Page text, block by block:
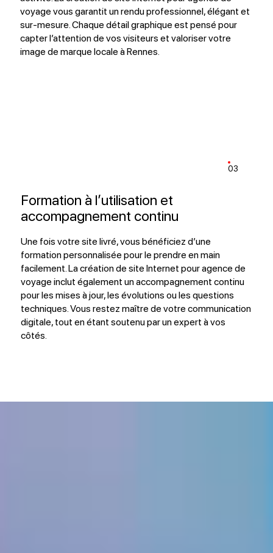
voyage vous garantit un rendu professionnel, élégant et
sur-mesure. Chaque détail graphique est pensé pour
capter l’attention de vos visiteurs et valoriser votre
image de marque locale à Rennes.
03
Formation à l’utilisation et
accompagnement continu
Une fois votre site livré, vous bénéficiez d’une
formation personnalisée pour le prendre en main
facilement. La création de site Internet pour agence de
voyage inclut également un accompagnement continu
pour les mises à jour, les évolutions ou les questions
techniques. Vous restez maître de votre communication
digitale, tout en étant soutenu par un expert à vos
côtés.